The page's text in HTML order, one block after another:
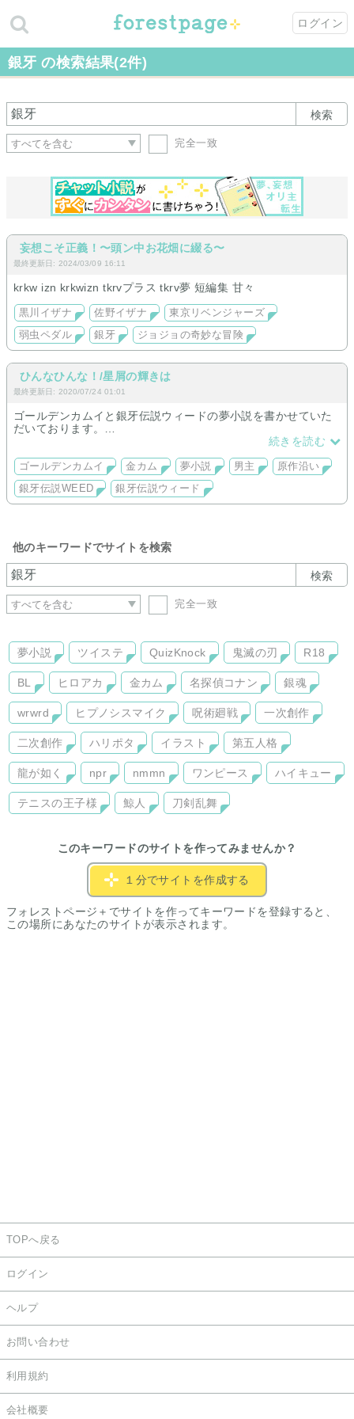
ログイン
銀牙 の検索結果(2件)
検索
完全一致
妄想こそ正義！〜頭ン中お花畑に綴る〜
最終更新日: 2024/03/09 16:11
krkw izn krkwizn tkrvプラス tkrv夢 短編集 甘々
黒川イザナ 佐野イザナ
東京リベンジャーズ
弱虫ペダル
銀牙 ジョジョの奇妙な冒険
ひんなひんな！/星屑の輝きは
最終更新日: 2020/07/24 01:01
ゴールデンカムイと銀牙伝説ウィードの夢小説を書かせていた
だいております。
更新頻度は低く、文も拙いですがどうぞ宜しくお願いします。
続きを読む
ゴールデンカムイ 金カム 夢小説 男主
原作沿い
銀牙伝説WEED
銀牙伝説ウィード
他のキーワードでサイトを検索
検索
完全一致
夢小説 ツイステ QuizKnock 鬼滅の刃 R18
BL ヒロアカ 金カム 名探偵コナン 銀魂
wrwrd ヒプノシスマイク 呪術廻戦 一次創作
二次創作 ハリポタ イラスト 第五人格
龍が如く npr nmmn ワンピース ハイキュー
テニスの王子様 鯨人 刀剣乱舞
このキーワードのサイトを作ってみませんか？
１分でサイトを作成する
フォレストページ＋でサイトを作ってキーワードを登録すると、
この場所にあなたのサイトが表示されます。
TOPへ戻る
ログイン
ヘルプ
お問い合わせ
利用規約
会社概要